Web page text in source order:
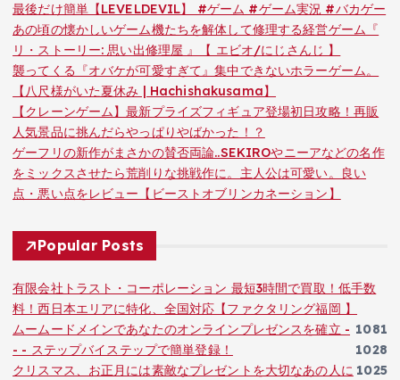
最後だけ簡単【LEVELDEVIL】 #ゲーム #ゲーム実況 #バカゲー
あの頃の懐かしいゲーム機たちを解体して修理する経営ゲーム『
リ・ストーリー: 思い出修理屋 』【 エビオ/にじさんじ 】
襲ってくる『オバケが可愛すぎて』集中できないホラーゲーム。
【八尺様がいた夏休み | Hachishakusama】
【クレーンゲーム】最新プライズフィギュア登場初日攻略！再販
人気景品に挑んだらやっぱりやばかった！？
ゲーフリの新作がまさかの賛否両論..SEKIROやニーアなどの名作
をミックスさせたら荒削りな挑戦作に。主人公は可愛い。良い
点・悪い点をレビュー【ビーストオブリンカネーション】
Popular Posts
有限会社トラスト・コーポレーション 最短3時間で買取！低手数
料！西日本エリアに特化、全国対応【ファクタリング福岡 】
1081
ムームードメインであなたのオンラインプレゼンスを確立 -
- - ステップバイステップで簡単登録！
1028
クリスマス、お正月には素敵なプレゼントを大切なあの人に 1025